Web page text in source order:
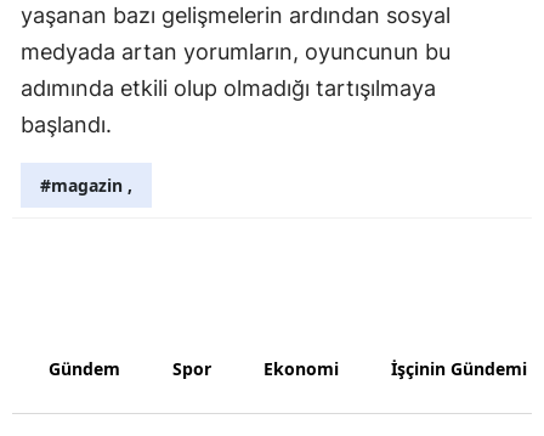
Uşak
yaşanan bazı gelişmelerin ardından sosyal
medyada artan yorumların, oyuncunun bu
adımında etkili olup olmadığı tartışılmaya
başlandı.
#magazin ,
Gündem Spor Ekonomi İşçinin Gündemi